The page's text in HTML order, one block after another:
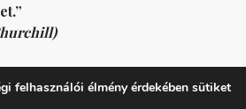
felhasználói élmény érdekében sütiket